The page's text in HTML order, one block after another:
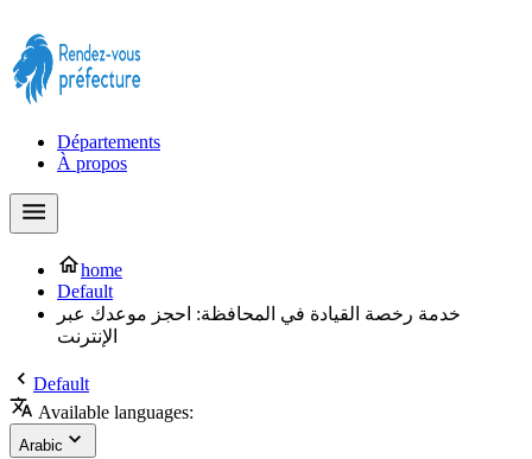
Départements
À propos
home
Default
خدمة رخصة القيادة في المحافظة: احجز موعدك عبر
الإنترنت
Default
Available languages:
Arabic